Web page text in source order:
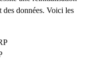
données. Voici les